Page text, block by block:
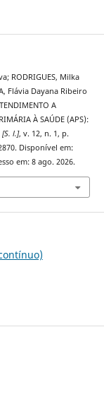
RODRIGUES, Milka
Flávia Dayana Ribeiro
A
À SAÚDE (APS):
[S. l.], v. 12, n. 1, p.
Disponível em:
em: 8 ago. 2026.